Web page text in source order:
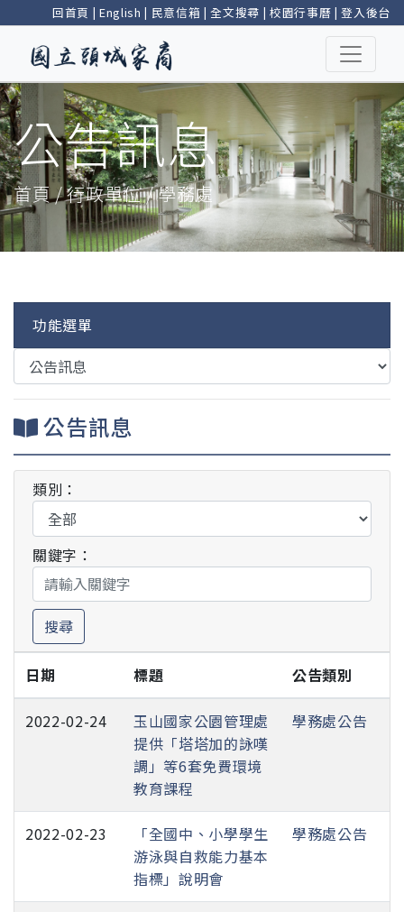
回首頁 | English | 民意信箱 |全文搜尋 | 校園行事曆 |登入後台
公告訊息
首頁 / 行政單位 / 學務處
功能選單
公告訊息
類別：
關鍵字：
搜尋
日期 標題 公告類別
2022-02-24
玉山國家公園管理處
提供「塔塔加的詠嘆
調」等6套免費環境
教育課程
學務處公告
2022-02-23
「全國中、小學學生
游泳與自救能力基本
指標」說明會
學務處公告